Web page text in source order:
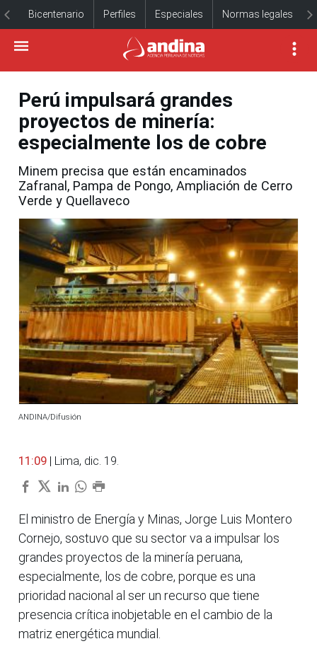
Bicentenario Perfiles Especiales Normas legales
Perú impulsará grandes
proyectos de minería:
especialmente los de cobre
Minem precisa que están encaminados
Zafranal, Pampa de Pongo, Ampliación de Cerro
Verde y Quellaveco
ANDINA/Difusión
11:09 | Lima, dic. 19.
El ministro de Energía y Minas, Jorge Luis Montero
Cornejo, sostuvo que su sector va a impulsar los
grandes proyectos de la minería peruana,
especialmente, los de cobre, porque es una
prioridad nacional al ser un recurso que tiene
presencia crítica inobjetable en el cambio de la
matriz energética mundial.